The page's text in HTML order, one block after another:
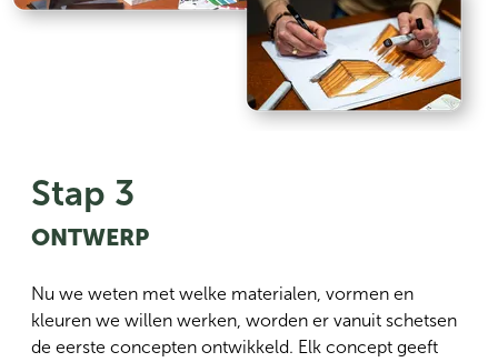
Stap 3
ONTWERP
Nu we weten met welke materialen, vormen en
kleuren we willen werken, worden er vanuit schetsen
de eerste concepten ontwikkeld. Elk concept geeft